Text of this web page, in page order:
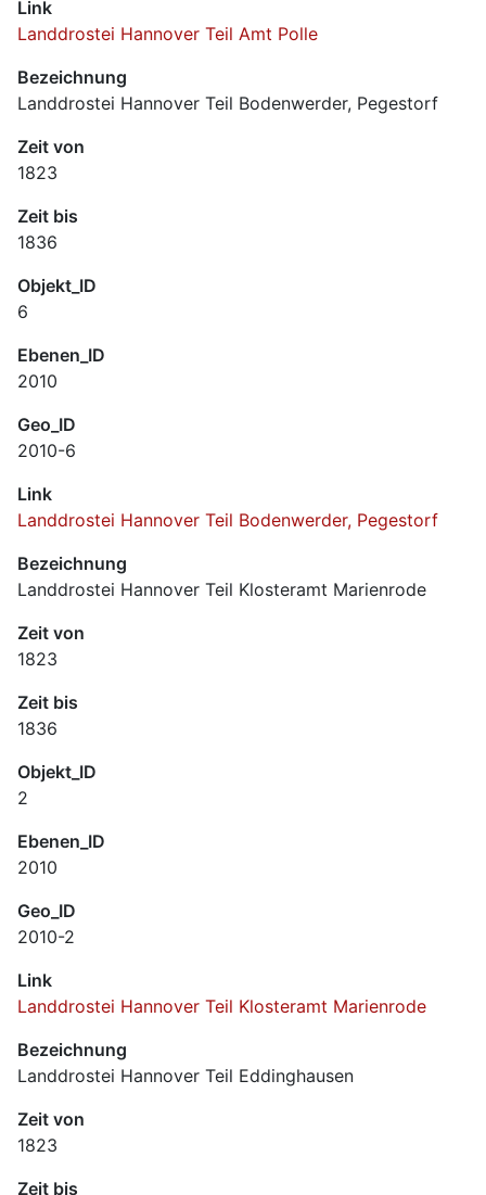
Link
Landdrostei Hannover Teil Amt Polle
Bezeichnung
Landdrostei Hannover Teil Bodenwerder, Pegestorf
Zeit von
1823
Zeit bis
1836
Objekt_ID
6
Ebenen_ID
2010
Geo_ID
2010-6
Link
Landdrostei Hannover Teil Bodenwerder, Pegestorf
Bezeichnung
Landdrostei Hannover Teil Klosteramt Marienrode
Zeit von
1823
Zeit bis
1836
Objekt_ID
2
Ebenen_ID
2010
Geo_ID
2010-2
Link
Landdrostei Hannover Teil Klosteramt Marienrode
Bezeichnung
Landdrostei Hannover Teil Eddinghausen
Zeit von
1823
Zeit bis